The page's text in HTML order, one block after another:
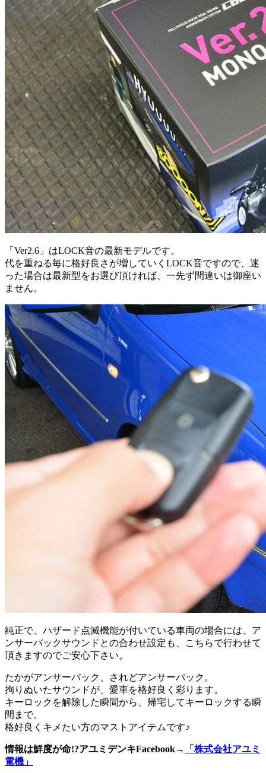
「Ver2.6」はLOCK音の最新モデルです。
代を重ねる毎に格好良さが増していくLOCK音ですので、迷
った場合は最新型をお選び頂ければ、一先ず間違いは御座い
ません。
純正で、ハザード点滅機能が付いている車両の場合には、ア
ンサーバックサウンドとの合わせ設定も、こちらで行わせて
頂きますのでご安心下さい。
たかがアンサーバック、されどアンサーバック。
拘りぬいたサウンドが、愛車を格好良く彩ります。
キーロックを解除した瞬間から、帰宅してキーロックする瞬
間まで。
格好良くキメたい方のマストアイテムです♪
情報は鮮度が命!?アユミデンキFacebook→
「株式会社アユミ
電機」